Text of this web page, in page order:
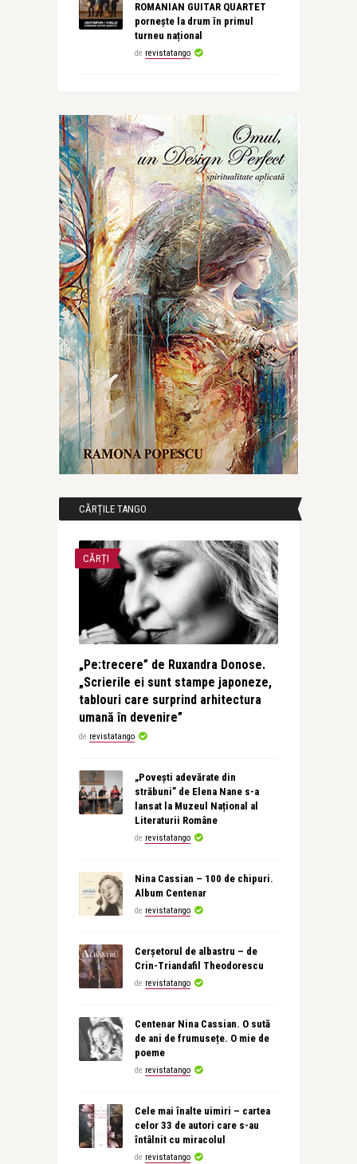
ROMANIAN GUITAR QUARTET
pornește la drum în primul
turneu național
de revistatango
CĂRȚILE TANGO
CĂRȚI
„Pe:trecere” de Ruxandra Donose.
„Scrierile ei sunt stampe japoneze,
tablouri care surprind arhitectura
umană în devenire”
de revistatango
„Povești adevărate din
străbuni” de Elena Nane s-a
lansat la Muzeul Național al
Literaturii Române
de revistatango
Nina Cassian – 100 de chipuri.
Album Centenar
de revistatango
Cerșetorul de albastru – de
Crin-Triandafil Theodorescu
de revistatango
Centenar Nina Cassian. O sută
de ani de frumusețe. O mie de
poeme
de revistatango
Cele mai înalte uimiri – cartea
celor 33 de autori care s-au
întâlnit cu miracolul
de revistatango